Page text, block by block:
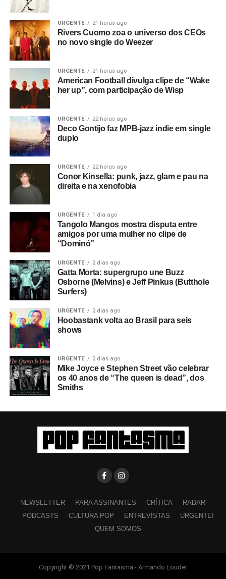
URGENTE 21 horas ago
Rivers Cuomo zoa o universo dos CEOs
no novo single do Weezer
URGENTE 21 horas ago
American Football divulga clipe de “Wake
her up”, com participação de Wisp
URGENTE 22 horas ago
Deco Gontijo faz MPB-jazz indie em single
duplo
URGENTE 22 horas ago
Conor Kinsella: punk, jazz, glam e pau na
direita e na xenofobia
URGENTE 1 dia ago
Tangolo Mangos mostra disputa entre
amigos por uma mulher no clipe de
“Dominó”
URGENTE 2 dias ago
Gatta Morta: supergrupo une Buzz
Osborne (Melvins) e Jeff Pinkus (Butthole
Surfers)
URGENTE 2 dias ago
Hoobastank volta ao Brasil para seis
shows
URGENTE 2 dias ago
Mike Joyce e Stephen Street vão celebrar
os 40 anos de “The queen is dead”, dos
Smiths
NEWSLETTER PARA ASSINANTES CRÍTICA
RADAR
PODCASTS
CULTURA POP ENTREVISTAS
URGENTE!
QUEM SOMOS
Copyright © 2021 Pop Fantasma - Armando Louder